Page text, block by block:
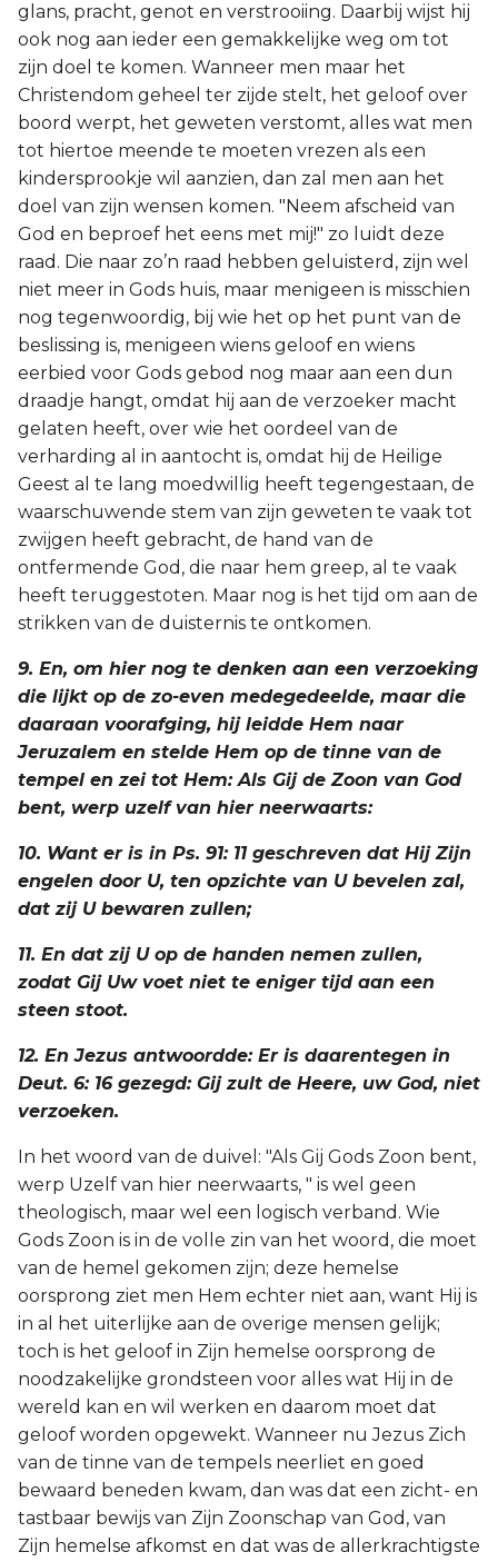
glans, pracht, genot en verstrooiing. Daarbij wijst hij
ook nog aan ieder een gemakkelijke weg om tot
zijn doel te komen. Wanneer men maar het
Christendom geheel ter zijde stelt, het geloof over
boord werpt, het geweten verstomt, alles wat men
tot hiertoe meende te moeten vrezen als een
kindersprookje wil aanzien, dan zal men aan het
doel van zijn wensen komen. "Neem afscheid van
God en beproef het eens met mij!" zo luidt deze
raad. Die naar zo’n raad hebben geluisterd, zijn wel
niet meer in Gods huis, maar menigeen is misschien
nog tegenwoordig, bij wie het op het punt van de
beslissing is, menigeen wiens geloof en wiens
eerbied voor Gods gebod nog maar aan een dun
draadje hangt, omdat hij aan de verzoeker macht
gelaten heeft, over wie het oordeel van de
verharding al in aantocht is, omdat hij de Heilige
Geest al te lang moedwillig heeft tegengestaan, de
waarschuwende stem van zijn geweten te vaak tot
zwijgen heeft gebracht, de hand van de
ontfermende God, die naar hem greep, al te vaak
heeft teruggestoten. Maar nog is het tijd om aan de
strikken van de duisternis te ontkomen.
9. En, om hier nog te denken aan een verzoeking
die lijkt op de zo-even medegedeelde, maar die
daaraan voorafging, hij leidde Hem naar
Jeruzalem en stelde Hem op de tinne van de
tempel en zei tot Hem: Als Gij de Zoon van God
bent, werp uzelf van hier neerwaarts:
10. Want er is in Ps. 91: 11 geschreven dat Hij Zijn
engelen door U, ten opzichte van U bevelen zal,
dat zij U bewaren zullen;
11. En dat zij U op de handen nemen zullen,
zodat Gij Uw voet niet te eniger tijd aan een
steen stoot.
12. En Jezus antwoordde: Er is daarentegen in
Deut. 6: 16 gezegd: Gij zult de Heere, uw God, niet
verzoeken.
In het woord van de duivel: "Als Gij Gods Zoon bent,
werp Uzelf van hier neerwaarts, " is wel geen
theologisch, maar wel een logisch verband. Wie
Gods Zoon is in de volle zin van het woord, die moet
van de hemel gekomen zijn; deze hemelse
oorsprong ziet men Hem echter niet aan, want Hij is
in al het uiterlijke aan de overige mensen gelijk;
toch is het geloof in Zijn hemelse oorsprong de
noodzakelijke grondsteen voor alles wat Hij in de
wereld kan en wil werken en daarom moet dat
geloof worden opgewekt. Wanneer nu Jezus Zich
van de tinne van de tempels neerliet en goed
bewaard beneden kwam, dan was dat een zicht- en
tastbaar bewijs van Zijn Zoonschap van God, van
Zijn hemelse afkomst en dat was de allerkrachtigste